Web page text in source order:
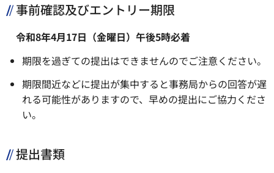
事前確認及びエントリー期限
令和8年4月17日（金曜日）午後5時必着
期限を過ぎての提出はできませんのでご注意ください。
期限間近などに提出が集中すると事務局からの回答が遅
れる可能性がありますので、早めの提出にご協力くださ
い。
提出書類